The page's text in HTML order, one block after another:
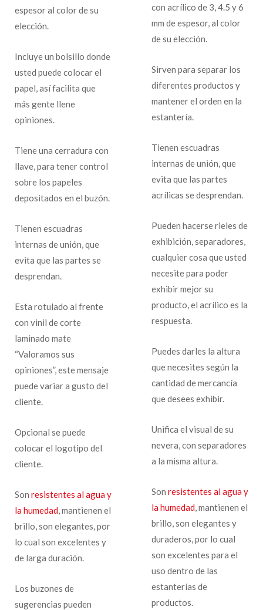
espesor al color de su
elección.
Incluye un bolsillo donde
usted puede colocar el
papel, así facilita que
más gente llene
opiniones.
Tiene una cerradura con
llave, para tener control
sobre los papeles
depositados en el buzón.
Tienen escuadras
internas de unión, que
evita que las partes se
desprendan.
Esta rotulado al frente
con vinil de corte
laminado mate
“Valoramos sus
opiniones”, este mensaje
puede variar a gusto del
cliente.
Opcional se puede
colocar el logotipo del
cliente.
Son resistentes al agua y
la humedad, mantienen el
brillo, son elegantes, por
lo cual son excelentes y
de larga duración.
Los buzones de
sugerencias pueden
con acrílico de 3, 4.5 y 6
mm de espesor, al color
de su elección.
Sirven para separar los
diferentes productos y
mantener el orden en la
estantería.
Tienen escuadras
internas de unión, que
evita que las partes
acrílicas se desprendan.
Pueden hacerse rieles de
exhibición, separadores,
cualquier cosa que usted
necesite para poder
exhibir mejor su
producto, el acrílico es la
respuesta.
Puedes darles la altura
que necesites según la
cantidad de mercancía
que desees exhibir.
Unifica el visual de su
nevera, con separadores
a la misma altura.
Son resistentes al agua y
la humedad, mantienen el
brillo, son elegantes y
duraderos, por lo cual
son excelentes para el
uso dentro de las
estanterías de
productos.